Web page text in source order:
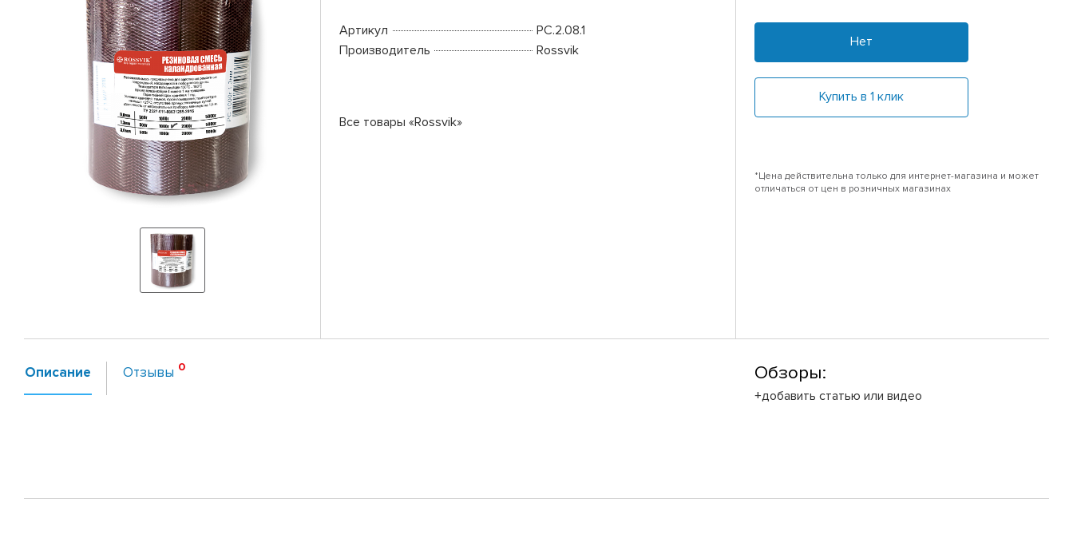
Артикул
PC.2.08.1
Производитель
Rossvik
Все товары «Rossvik»
Нет
Купить в 1 клик
*Цена действительна только для интернет-магазина и может
отличаться от цен в розничных магазинах
Описание Отзывы Обзоры:
+добавить статью или видео